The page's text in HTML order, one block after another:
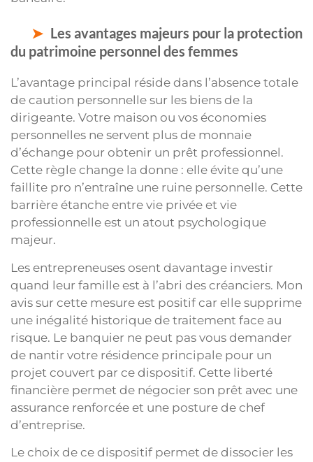
Les avantages majeurs pour la protection
du patrimoine personnel des femmes
L’avantage principal réside dans l’absence totale
de caution personnelle sur les biens de la
dirigeante. Votre maison ou vos économies
personnelles ne servent plus de monnaie
d’échange pour obtenir un prêt professionnel.
Cette règle change la donne : elle évite qu’une
faillite pro n’entraîne une ruine personnelle. Cette
barrière étanche entre vie privée et vie
professionnelle est un atout psychologique
majeur.
Les entrepreneuses osent davantage investir
quand leur famille est à l’abri des créanciers. Mon
avis sur cette mesure est positif car elle supprime
une inégalité historique de traitement face au
risque. Le banquier ne peut pas vous demander
de nantir votre résidence principale pour un
projet couvert par ce dispositif. Cette liberté
financière permet de négocier son prêt avec une
assurance renforcée et une posture de chef
d’entreprise.
Le choix de ce dispositif permet de dissocier les